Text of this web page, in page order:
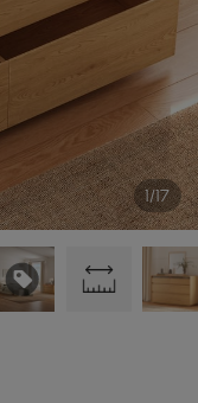
1/17